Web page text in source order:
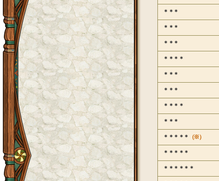
＊＊＊
＊＊＊
＊＊＊
＊＊＊＊
＊＊＊
＊＊＊
＊＊＊＊
＊＊＊
＊＊＊＊＊ （※）
＊＊＊＊＊
＊＊＊＊＊＊